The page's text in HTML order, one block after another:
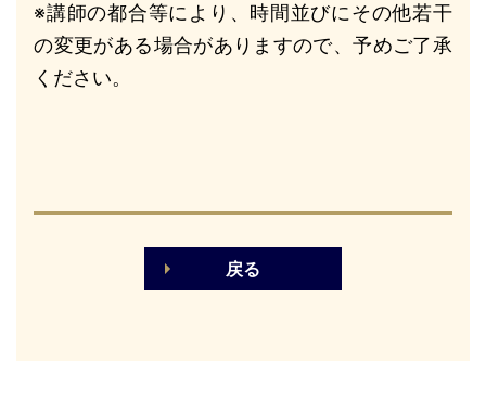
※講師の都合等により、時間並びにその他若干
の変更がある場合がありますので、予めご了承
ください。
戻る